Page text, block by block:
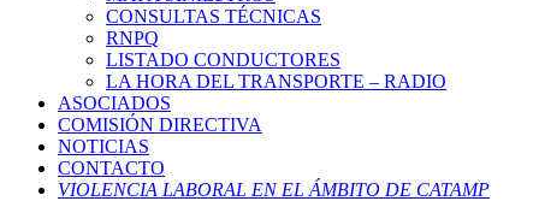
CONSULTAS TÉCNICAS
RNPQ
LISTADO CONDUCTORES
LA HORA DEL TRANSPORTE – RADIO
ASOCIADOS
COMISIÓN DIRECTIVA
NOTICIAS
CONTACTO
VIOLENCIA LABORAL EN EL ÁMBITO DE CATAMP